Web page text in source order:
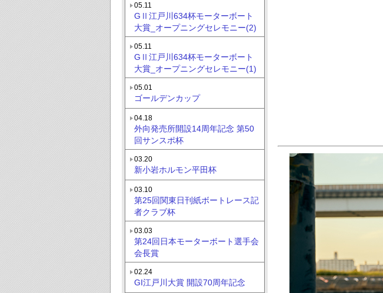
05.11
GⅡ江戸川634杯モーターボート
大賞_オープニングセレモニー(2)
05.11
GⅡ江戸川634杯モーターボート
大賞_オープニングセレモニー(1)
05.01
ゴールデンカップ
04.18
外向発売所開設14周年記念 第50
回サンスポ杯
03.20
新小岩ホルモン平田杯
03.10
第25回関東日刊紙ボートレース記
者クラブ杯
03.03
第24回日本モーターボート選手会
会長賞
02.24
GI江戸川大賞 開設70周年記念